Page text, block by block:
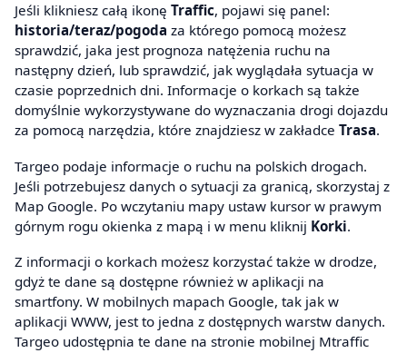
Jeśli klikniesz całą ikonę Traffic, pojawi się panel:
historia/teraz/pogoda za którego pomocą możesz
sprawdzić, jaka jest prognoza natężenia ruchu na
następny dzień, lub sprawdzić, jak wyglądała sytuacja w
czasie poprzednich dni. Informacje o korkach są także
domyślnie wykorzystywane do wyznaczania drogi dojazdu
za pomocą narzędzia, które znajdziesz w zakładce Trasa.
Targeo podaje informacje o ruchu na polskich drogach.
Jeśli potrzebujesz danych o sytuacji za granicą, skorzystaj z
Map Google. Po wczytaniu mapy ustaw kursor w prawym
górnym rogu okienka z mapą i w menu kliknij Korki.
Z informacji o korkach możesz korzystać także w drodze,
gdyż te dane są dostępne również w aplikacji na
smartfony. W mobilnych mapach Google, tak jak w
aplikacji WWW, jest to jedna z dostępnych warstw danych.
Targeo udostępnia te dane na stronie mobilnej Mtraffic